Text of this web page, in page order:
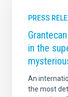
PRESS
in the
An
the most